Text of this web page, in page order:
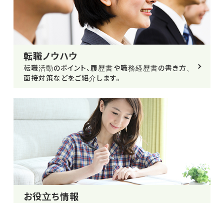
転職ノウハウ
転職活動のポイント、履歴書や職務経歴書の書き方、
面接対策などをご紹介します。
お役立ち情報